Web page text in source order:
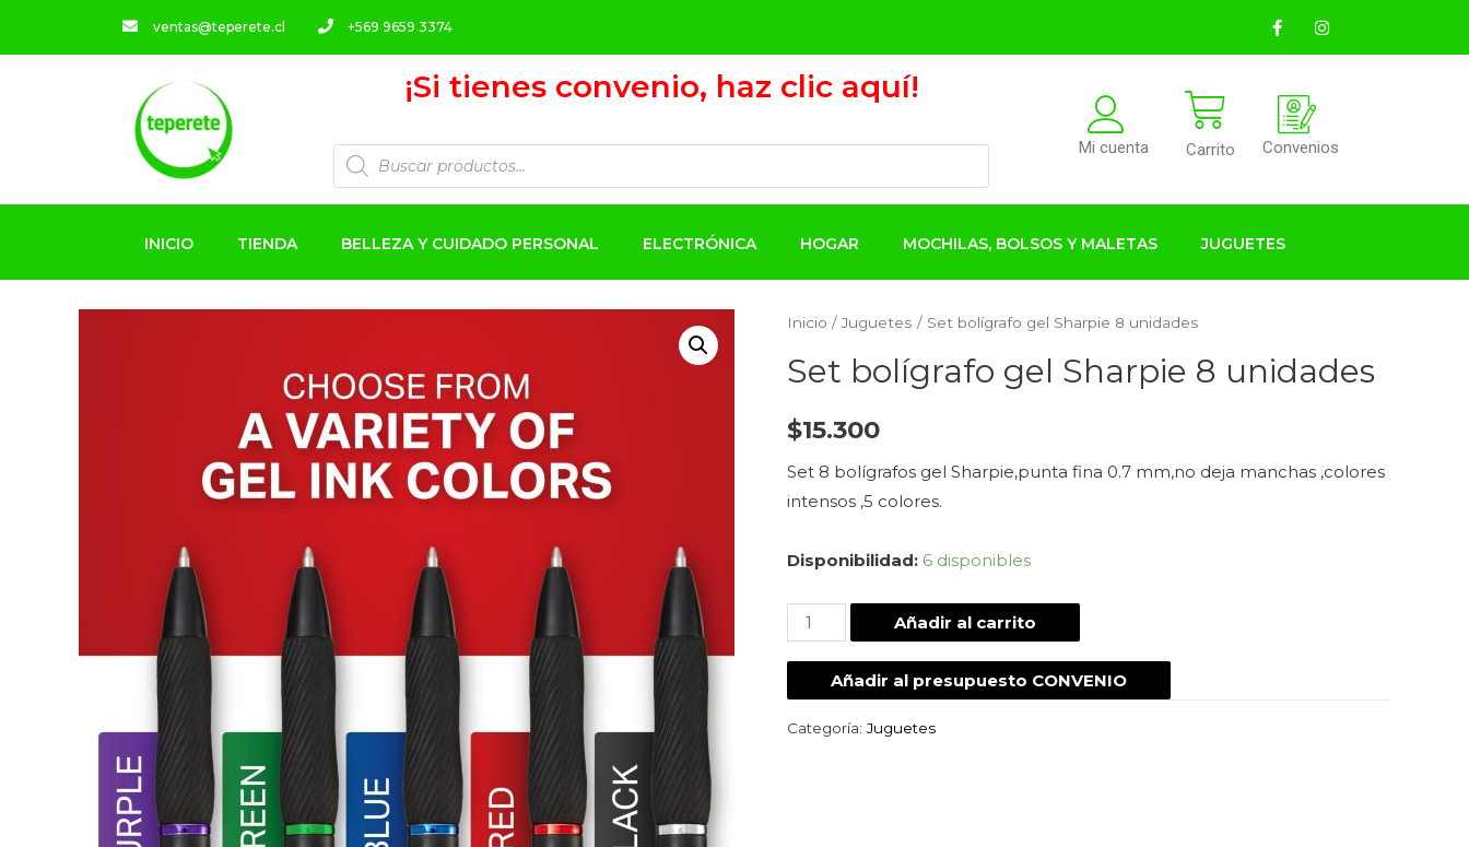
ventas@teperete.cl +569 9659 3374
¡Si tienes convenio, haz clic aquí!
Mi cuenta Carrito Convenios
INICIO TIENDA BELLEZA Y CUIDADO PERSONAL ELECTRÓNICA HOGAR MOCHILAS, BOLSOS Y MALETAS JUGUETES
Inicio /Juguetes / Set bolígrafo gel Sharpie 8 unidades
Set bolígrafo gel Sharpie 8 unidades
$15.300
Set 8 bolígrafos gel Sharpie,punta fina 0.7 mm,no deja manchas ,colores
intensos ,5 colores.
Disponibilidad: 6 disponibles
Añadir al carrito
Añadir al presupuesto CONVENIO
Categoría:Juguetes